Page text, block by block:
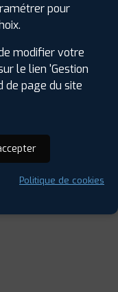
pour
modifier votre
le lien 'Gestion
de page du site
Politique de cookies